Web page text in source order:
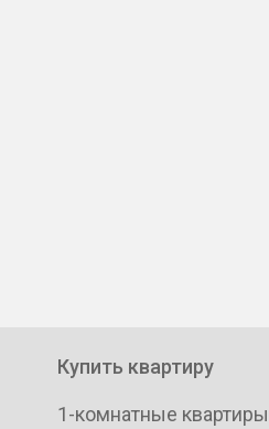
Купить квартиру
1-комнатные квартиры